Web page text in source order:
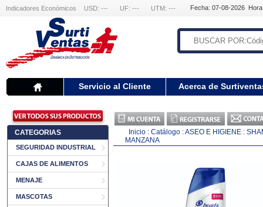
Indicadores Económicos USD: --- UF: --- UTM: --- Fecha: 07-08-2026
Servicio al Cliente Acerca de
CATEGORIAS
SEGURIDAD INDUSTRIAL
CAJAS DE ALIMENTOS
MENAJE
MASCOTAS
Inicio : Catálogo :ASEO E HIGIENE :
MANZANA